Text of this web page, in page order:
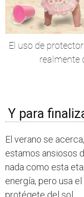
El uso de
realmente
Y para
El verano se
estamos ansiosos
nada como esta
energía, pero usa
protégete del sol.